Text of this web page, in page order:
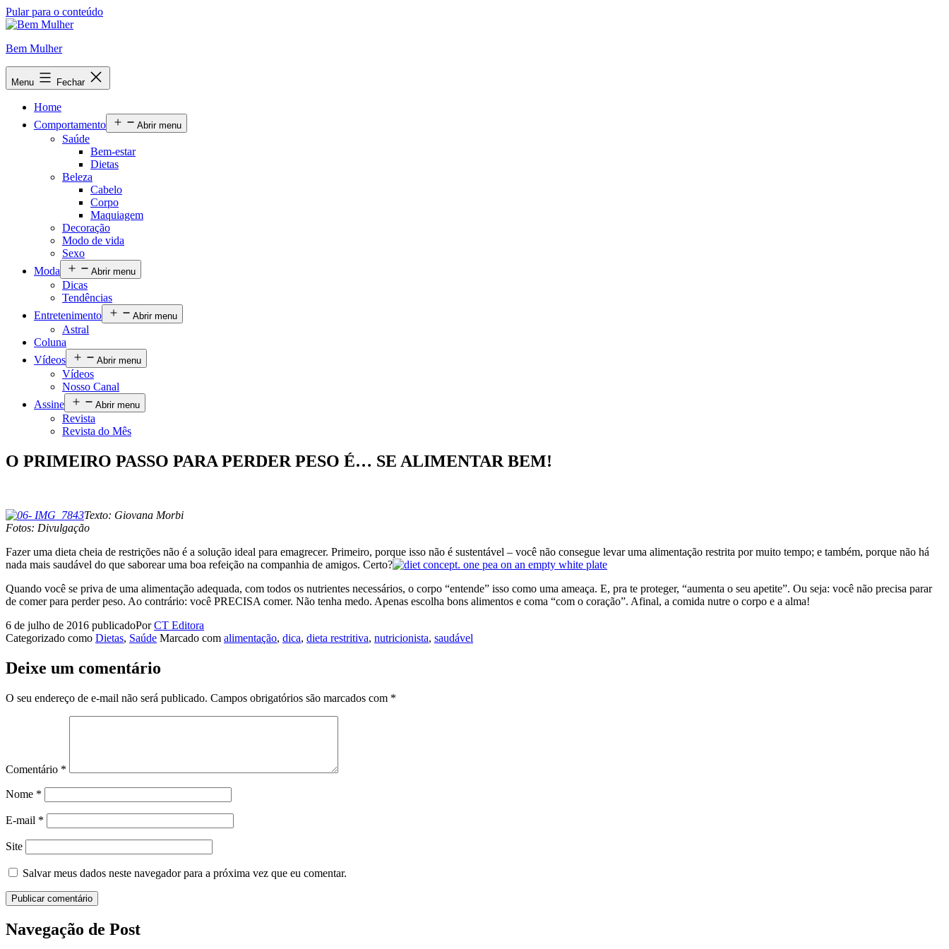
Pular para o conteúdo
Bem Mulher
Menu Fechar
Home
Comportamento
Abrir menu
Saúde
Bem-estar
Dietas
Beleza
Cabelo
Corpo
Maquiagem
Decoração
Modo de vida
Sexo
Moda
Abrir menu
Dicas
Tendências
Entretenimento
Abrir menu
Astral
Coluna
Vídeos
Abrir menu
Vídeos
Nosso Canal
Assine
Abrir menu
Revista
Revista do Mês
O PRIMEIRO PASSO PARA PERDER PESO É… SE ALIMENTAR BEM!
Texto: Giovana Morbi
Fotos: Divulgação
Fazer uma dieta cheia de restrições não é a solução ideal para emagrecer. Primeiro, porque isso não é sustentável – você não consegue levar uma alimentação restrita por muito tempo; e também, porque não há
nada mais saudável do que saborear uma boa refeição na companhia de amigos. Certo?
Quando você se priva de uma alimentação adequada, com todos os nutrientes necessários, o corpo “entende” isso como uma ameaça. E, pra te proteger, “aumenta o seu apetite”. Ou seja: você não precisa parar
de comer para perder peso. Ao contrário: você PRECISA comer. Não tenha medo. Apenas escolha bons alimentos e coma “com o coração”. Afinal, a comida nutre o corpo e a alma!
6 de julho de 2016 publicadoPorCT Editora
Categorizado como Dietas, Saúde Marcado com alimentação, dica, dieta restritiva, nutricionista, saudável
Deixe um comentário
O seu endereço de e-mail não será publicado. Campos obrigatórios são marcados com *
Comentário *
Nome *
E-mail *
Site
Salvar meus dados neste navegador para a próxima vez que eu comentar.
Navegação de Post